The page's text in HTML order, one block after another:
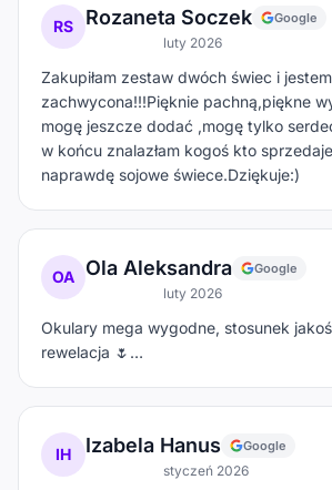
RS Rozaneta Soczek Google
luty 2026
Zakupiłam zestaw dwóch świec i jestem
zachwycona!!!Pięknie pachną,piękne
mogę jeszcze dodać ,mogę tylko
w końcu znalazłam kogoś kto
naprawdę sojowe świece.Dziękuje:)
OA Ola Aleksandra Google
luty 2026
Okulary mega wygodne, stosunek
rewelacja 🌷…
IH Izabela Hanus Google
styczeń 2026